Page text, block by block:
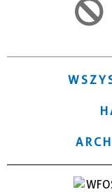
Trwające w zakresie